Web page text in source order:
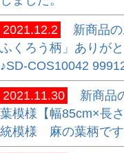
2021.12.2
新商品の
ふくろう柄」ありが
♪SD-COS10042
2021.11.30
新商品
葉模様【幅85cm×長
統模様 麻の葉柄です
商品番号/JANコ
バンドル販売
予約商品
予約商品のみ